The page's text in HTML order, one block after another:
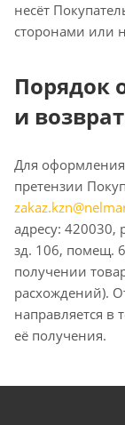
несёт
сторонами или
Порядок
и
Для
претензии
адресу: 420030,
зд. 106, помещ.
получении
расхождений).
направляется в
её получения.